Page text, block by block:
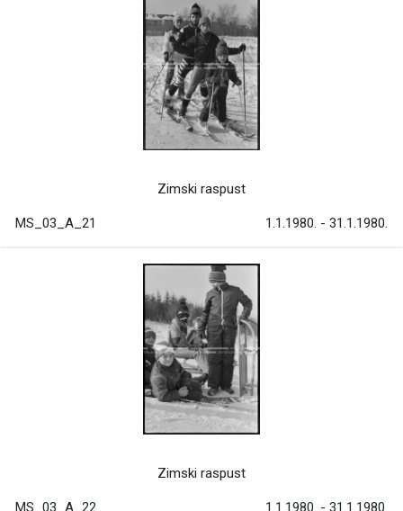
Zimski raspust
MS_03_A_21 1.1.1980. - 31.1.1980.
Zimski raspust
MS_03_A_22 1.1.1980. - 31.1.1980.